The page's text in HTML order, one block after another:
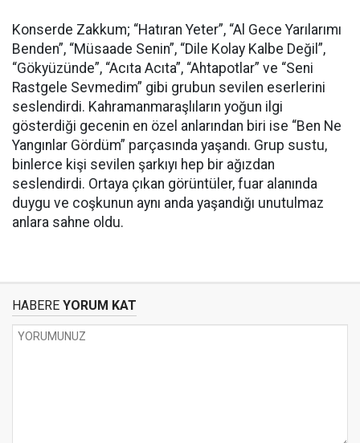
Konserde Zakkum; “Hatıran Yeter”, “Al Gece Yarılarımı
Benden”, “Müsaade Senin”, “Dile Kolay Kalbe Değil”,
“Gökyüzünde”, “Acıta Acıta”, “Ahtapotlar” ve “Seni
Rastgele Sevmedim” gibi grubun sevilen eserlerini
seslendirdi. Kahramanmaraşlıların yoğun ilgi
gösterdiği gecenin en özel anlarından biri ise “Ben Ne
Yangınlar Gördüm” parçasında yaşandı. Grup sustu,
binlerce kişi sevilen şarkıyı hep bir ağızdan
seslendirdi. Ortaya çıkan görüntüler, fuar alanında
duygu ve coşkunun aynı anda yaşandığı unutulmaz
anlara sahne oldu.
HABERE YORUM KAT